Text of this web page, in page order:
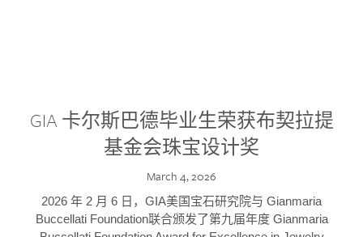
GIA 卡尔斯巴德毕业生荣获布契拉提
基金会珠宝设计奖
March 4, 2026
2026 年 2 月 6 日，GIA美国宝石研究院与 Gianmaria
Buccellati Foundation联合颁发了第九届年度 Gianmaria